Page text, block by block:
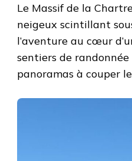
Le Massif de la
neigeux scintillant
l’aventure au cœur
sentiers de
panoramas à couper